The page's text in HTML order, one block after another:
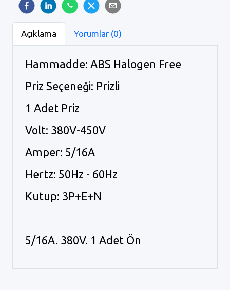
Açıklama Yorumlar (0)
Hammadde: ABS Halogen Free
Priz Seçeneği: Prizli
1 Adet Priz
Volt: 380V-450V
Amper: 5/16A
Hertz: 50Hz - 60Hz
Kutup: 3P+E+N
5/16A. 380V. 1 Adet Ön